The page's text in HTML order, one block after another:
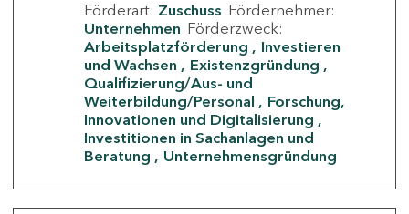
Förderart: Zuschuss Fördernehmer:
Unternehmen Förderzweck:
Arbeitsplatzförderung
Investieren
und Wachsen
Existenzgründung
Qualifizierung/Aus- und
Weiterbildung/Personal
Forschung,
Innovationen und Digitalisierung
Investitionen in Sachanlagen und
Beratung
Unternehmensgründung